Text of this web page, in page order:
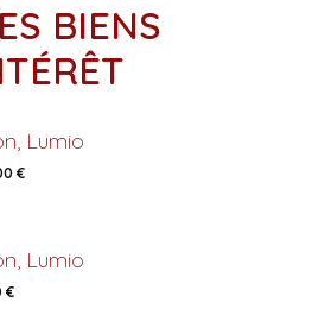
BIENS
Lumio
€
Lumio
€